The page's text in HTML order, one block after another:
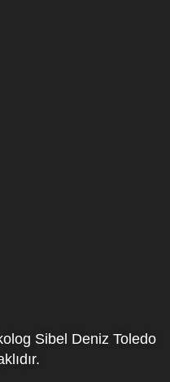
Sibel Deniz Toledo